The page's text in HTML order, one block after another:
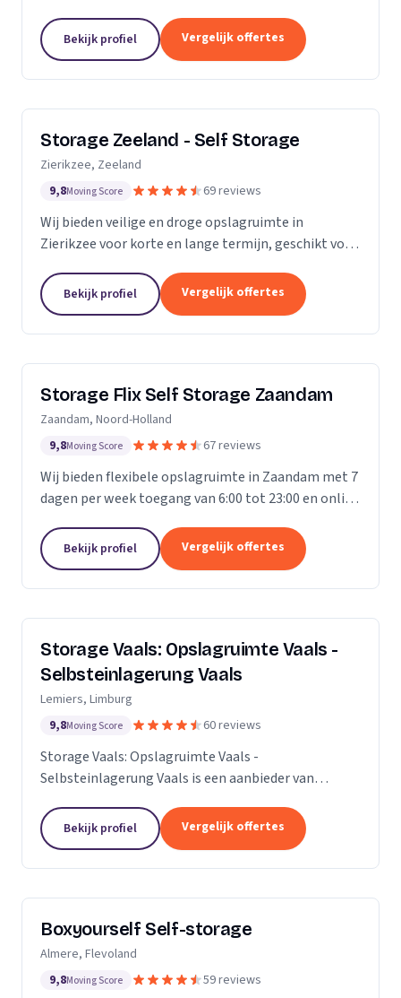
Bekijk profiel Vergelijk offertes
Storage Zeeland - Self Storage
Zierikzee, Zeeland
9,8Moving Score 69 reviews
Wij bieden veilige en droge opslagruimte in
Zierikzee voor korte en lange termijn, geschikt voor
Bekijk profiel Vergelijk offertes
Storage Flix Self Storage Zaandam
Zaandam, Noord-Holland
9,8Moving Score 67 reviews
Wij bieden flexibele opslagruimte in Zaandam met 7
dagen per week toegang van 6:00 tot 23:00 en online
Bekijk profiel Vergelijk offertes
Storage Vaals: Opslagruimte Vaals -
Selbsteinlagerung Vaals
Lemiers, Limburg
9,8Moving Score 60 reviews
Storage Vaals: Opslagruimte Vaals -
Selbsteinlagerung Vaals is een aanbieder van
actief in Limburg.
Bekijk profiel Vergelijk offertes
Boxyourself Self-storage
Almere, Flevoland
9,8Moving Score 59 reviews